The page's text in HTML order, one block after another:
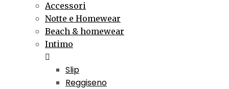
Accessori
Notte e Homewear
Beach & homewear
Intimo
Slip
Reggiseno